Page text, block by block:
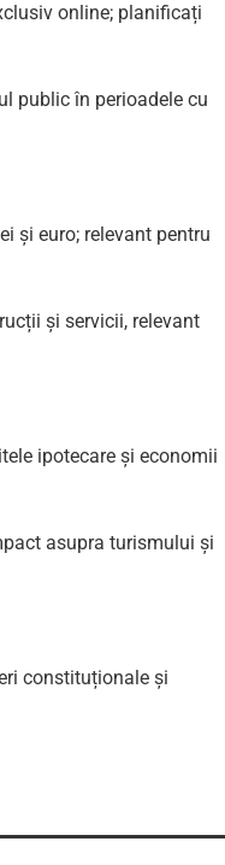
online; planificați
public în perioadele cu
și euro; relevant pentru
și servicii, relevant
ipotecare și economii
asupra turismului și
constituționale și